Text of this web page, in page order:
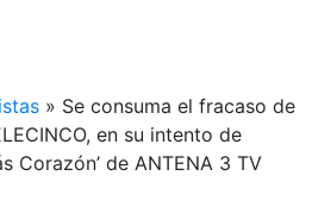
» Se consuma el fracaso de
en su intento de
Corazón’ de ANTENA 3 TV